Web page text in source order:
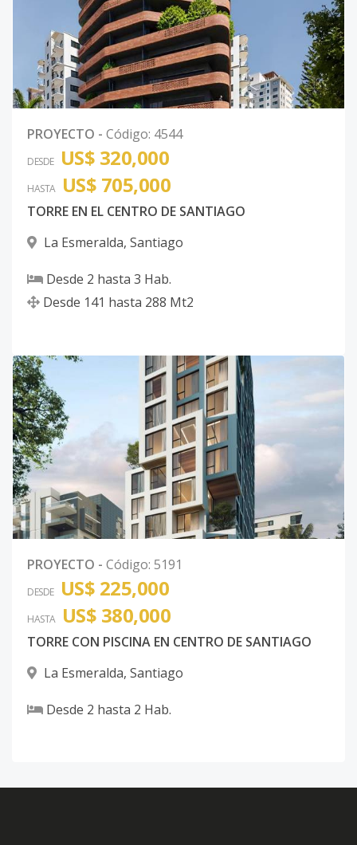
PROYECTO - Código: 4544
DESDE US$ 320,000
HASTA US$ 705,000
TORRE EN EL CENTRO DE SANTIAGO
La Esmeralda, Santiago
Desde 2 hasta 3 Hab.
Desde 141 hasta 288 Mt2
PROYECTO - Código: 5191
DESDE US$ 225,000
HASTA US$ 380,000
TORRE CON PISCINA EN CENTRO DE SANTIAGO
La Esmeralda, Santiago
Desde 2 hasta 2 Hab.